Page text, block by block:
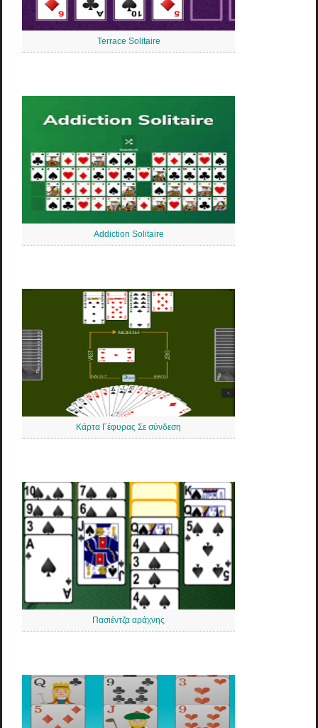
Terrace Solitaire
Addiction Solitaire
Κάρτα Γέφυρας Σε σύνδεση
Πασιέντζα αράχνης